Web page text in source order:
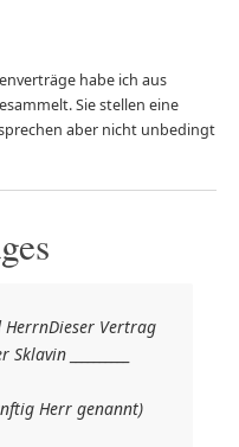
habe ich aus
Sie stellen eine
aber nicht unbedingt
HerrnDieser Vertrag
__________
Herr genannt)